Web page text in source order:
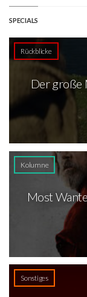
SPECIALS
Rückblicke
Der große
Kolumne
Most
Sonstiges